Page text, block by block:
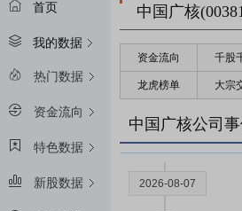
首页
我的数据
热门数据
资金流向
特色数据
新股数据
中国广核
资金流向 千股
龙虎榜单 大宗
中国广核公司
2026-08-26
2026-08-07